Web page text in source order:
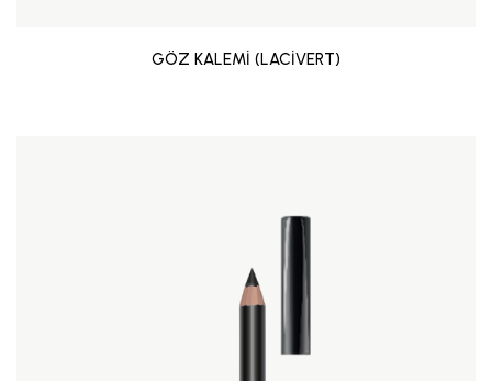
GÖZ KALEMİ (LACİVERT)